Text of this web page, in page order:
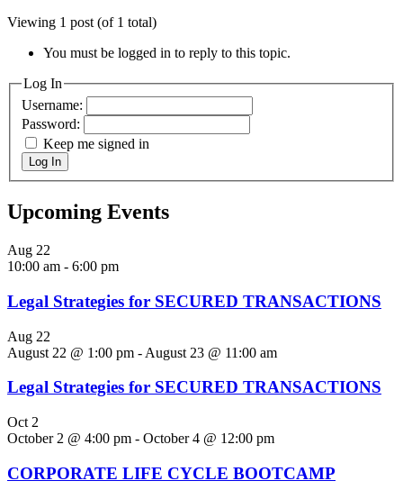
Viewing 1 post (of 1 total)
You must be logged in to reply to this topic.
Log In
Username:
Password:
Keep me signed in
Log In
Upcoming Events
Aug 22
10:00 am - 6:00 pm
Legal Strategies for SECURED TRANSACTIONS
Aug 22
August 22 @ 1:00 pm - August 23 @ 11:00 am
Legal Strategies for SECURED TRANSACTIONS
Oct 2
October 2 @ 4:00 pm - October 4 @ 12:00 pm
CORPORATE LIFE CYCLE BOOTCAMP